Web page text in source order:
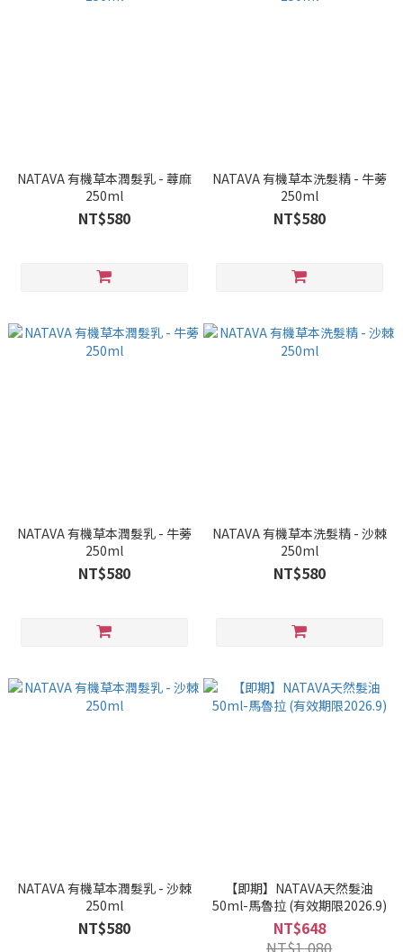
NATAVA 有機草本潤髮乳 - 蕁麻
250ml
NT$580
NATAVA 有機草本洗髮精 - 牛蒡
250ml
NT$580
NATAVA 有機草本潤髮乳 - 牛蒡
250ml
NT$580
NATAVA 有機草本洗髮精 - 沙棘
250ml
NT$580
NATAVA 有機草本潤髮乳 - 沙棘
250ml
NT$580
【即期】NATAVA天然髮油
50ml-馬魯拉 (有效期限2026.9)
NT$648
NT$1,080